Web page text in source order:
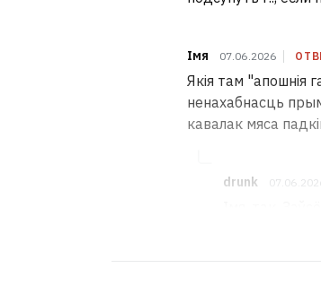
Імя 07.06.2026
Якія там "апошнія
ненахабнасць
кавалак мяса
drunk 07.06.2026
Імя, так.